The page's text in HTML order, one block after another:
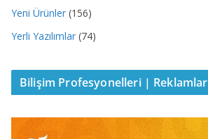
Yeni Ürünler (156)
Yerli Yazılımlar (74)
Bilişim Profesyonelleri | Reklamlar